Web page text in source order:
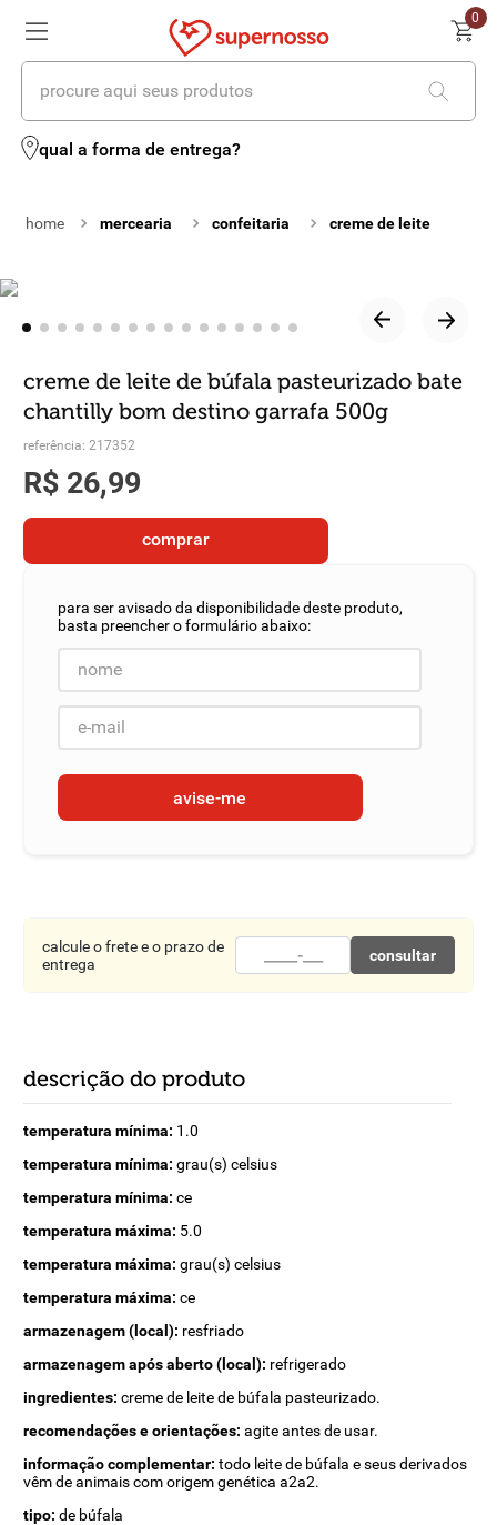
0
procure aqui seus produtos
qual a forma de entrega?
mercearia confeitaria creme de leite
creme de leite de búfala pasteurizado bate
chantilly bom destino garrafa 500g
referência: 217352
R$ 26,99
comprar
avise-me
calcule o frete e o prazo de
entrega
consultar
descrição do produto
temperatura mínima: 1.0
temperatura mínima: grau(s) celsius
temperatura mínima: ce
temperatura máxima: 5.0
temperatura máxima: grau(s) celsius
temperatura máxima: ce
armazenagem (local): resfriado
armazenagem após aberto (local): refrigerado
ingredientes: creme de leite de búfala pasteurizado.
recomendações e orientações: agite antes de usar.
informação complementar: todo leite de búfala e seus derivados
vêm de animais com origem genética a2a2.
tipo: de búfala
termos mais buscados
2º leite
º iogurte
queijo
6º biscoito
7
9º macarrão
10º chocolate